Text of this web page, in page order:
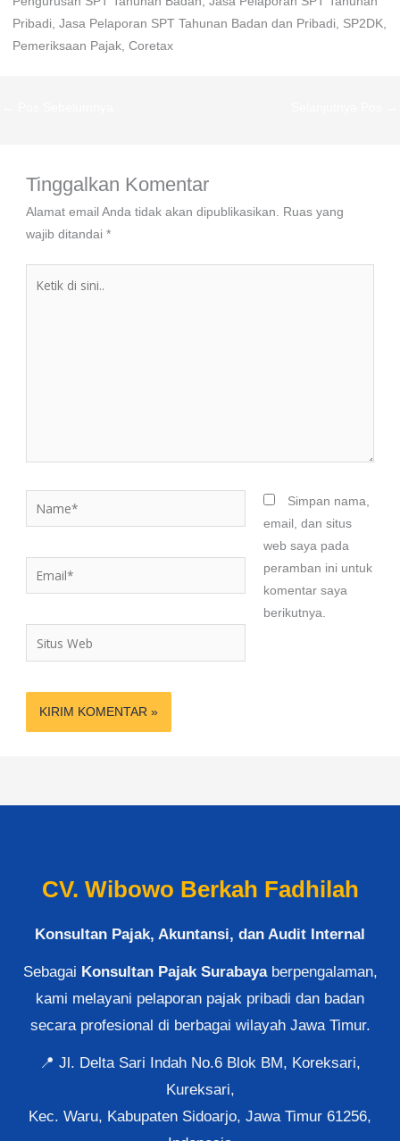
Pribadi, Jasa Pelaporan SPT Tahunan Badan dan Pribadi, SP2DK,
Pemeriksaan Pajak, Coretax
Tinggalkan Komentar
Alamat email Anda tidak akan dipublikasikan.
Ruas yang
wajib ditandai*
Simpan nama,
email, dan situs
web saya pada
peramban ini untuk
komentar saya
berikutnya.
CV. Wibowo Berkah Fadhilah
Konsultan Pajak, Akuntansi, dan Audit Internal
Sebagai Konsultan Pajak Surabayaberpengalaman,
kami melayani pelaporan pajak pribadi dan badan
secara profesional di berbagai wilayah Jawa Timur.
📍 Jl. Delta Sari Indah No.6 Blok BM, Koreksari,
Kureksari,
Kec. Waru, Kabupaten Sidoarjo, Jawa Timur 61256,